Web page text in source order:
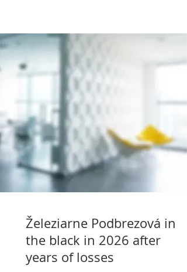
Železiarne Podbrezová in
the black in 2026 after
years of losses